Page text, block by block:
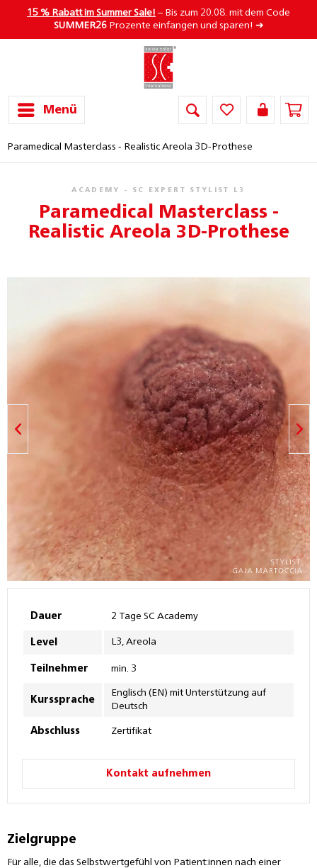
15 % Rabatt im Summer Sale! – Bis zum 20.08. mit dem Code
SUMMER26Prozente einfangen und sparen! ➜
Menü
Paramedical Masterclass - Realistic Areola 3D-Prothese
ACADEMY - SC EXPERT STYLIST L3
Paramedical Masterclass -
Realistic Areola 3D-Prothese
Dauer 2 Tage SC Academy
Level L3, Areola
Teilnehmer min. 3
Kurssprache
Englisch (EN) mit Unterstützung auf
Deutsch
Abschluss Zertifikat
Kontakt aufnehmen
Zielgruppe
Für alle, die das Selbstwertgefühl von Patient:innen nach einer